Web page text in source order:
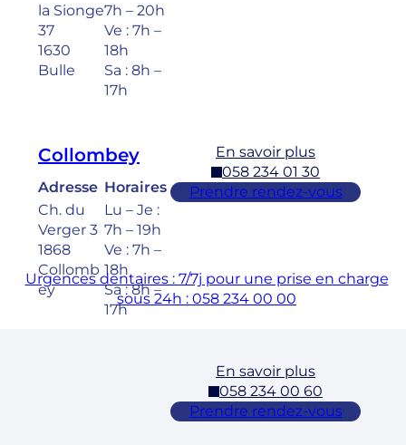
la Sionge
37
1630
Bulle
7h – 20h
Ve : 7h –
18h
Sa : 8h –
17h
Collombey
Adresse
Ch. du
Verger 3
1868
Collomb
ey
Horaires
Lu – Je :
7h – 19h
Ve : 7h –
18h
Sa : 8h –
17h
En savoir plus
058 234 01 30
Prendre rendez-vous
En savoir plus
058 234 00 60
Prendre rendez-vous
Urgences dentaires : 7/7j pour une prise en charge
sous 24h : 058 234 00 00